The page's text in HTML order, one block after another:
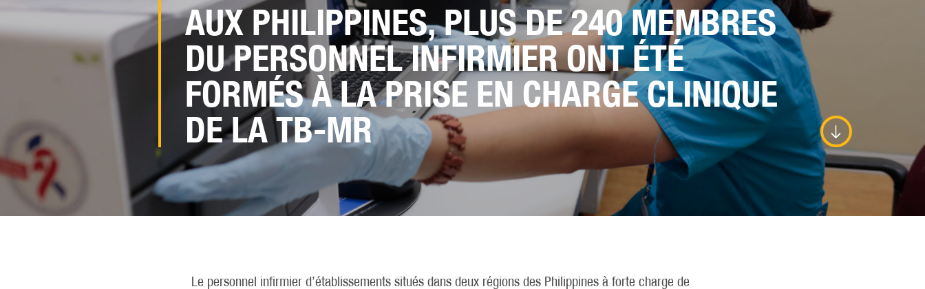
AUX PHILIPPINES, PLUS DE 240 MEMBRES
DU PERSONNEL INFIRMIER ONT ÉTÉ
FORMÉS À LA PRISE EN CHARGE CLINIQUE
DE LA TB-MR
Le personnel infirmier d’établissements situés dans deux régions des Philippines à forte charge de